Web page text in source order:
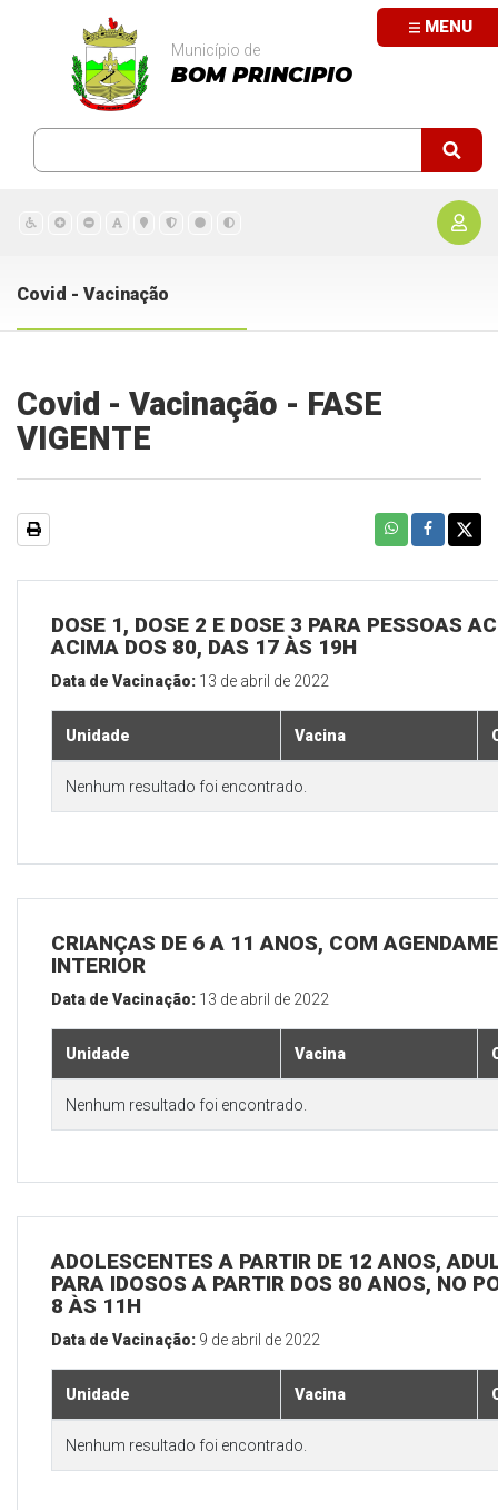
MENU
Município de
BOM PRINCIPIO
Covid - Vacinação
Covid - Vacinação - FASE
VIGENTE
DOSE 1, DOSE 2 E DOSE 3 PARA PESSOAS
ACIMA DOS 80, DAS 17 ÀS 19H
Data de Vacinação: 13 de abril de 2022
Unidade Vacina
Nenhum resultado foi encontrado.
CRIANÇAS DE 6 A 11 ANOS, COM
INTERIOR
Data de Vacinação: 13 de abril de 2022
Unidade Vacina
Nenhum resultado foi encontrado.
ADOLESCENTES A PARTIR DE 12 ANOS,
PARA IDOSOS A PARTIR DOS 80 ANOS, NO
8 ÀS 11H
Data de Vacinação: 9 de abril de 2022
Unidade Vacina
Nenhum resultado foi encontrado.